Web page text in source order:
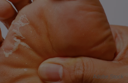
Adobe Stock